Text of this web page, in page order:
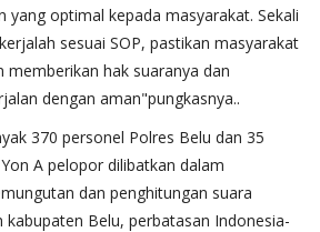
yang optimal kepada masyarakat. Sekali
sesuai SOP, pastikan masyarakat
memberikan hak suaranya dan
dengan aman"pungkasnya..
370 personel Polres Belu dan 35
A pelopor dilibatkan dalam
dan penghitungan suara
kabupaten Belu, perbatasan Indonesia-